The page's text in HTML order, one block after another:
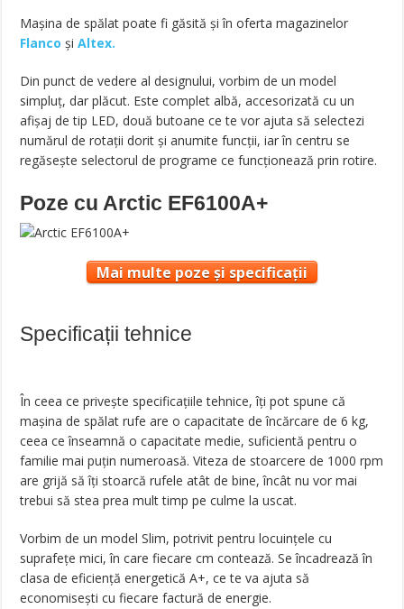
Mașina de spălat poate fi găsită și în oferta magazinelor
Flanco șiAltex.
Din punct de vedere al designului, vorbim de un model
simpluț, dar plăcut. Este complet albă, accesorizată cu un
afișaj de tip LED, două butoane ce te vor ajuta să selectezi
numărul de rotații dorit și anumite funcții, iar în centru se
regăsește selectorul de programe ce funcționează prin rotire.
Poze cu Arctic EF6100A+
Mai multe poze și specificații
Specificații tehnice
În ceea ce privește specificațiile tehnice, îți pot spune că
mașina de spălat rufe are o capacitate de încărcare de 6 kg,
ceea ce înseamnă o capacitate medie, suficientă pentru o
familie mai puțin numeroasă. Viteza de stoarcere de 1000 rpm
are grijă să îți stoarcă rufele atât de bine, încât nu vor mai
trebui să stea prea mult timp pe culme la uscat.
Vorbim de un model Slim, potrivit pentru locuințele cu
suprafețe mici, în care fiecare cm contează. Se încadrează în
clasa de eficiență energetică A+, ce te va ajuta să
economisești cu fiecare factură de energie.